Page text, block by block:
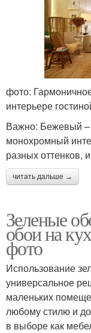
фото:
интерьере
Важно: Бежевый –
монохромный
разных оттенков,
читать дальше →
Зеленые
обои на
фото
Использование
универсальное
маленьких
любому стилю и
в выборе как